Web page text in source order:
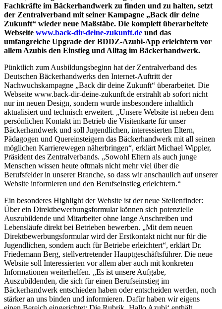
Fachkräfte im Bäckerhandwerk zu finden und zu halten, setzt
der Zentralverband mit seiner Kampagne „Back dir deine
Zukunft“ wieder neue Maßstäbe. Die komplett überarbeitete
Webseite www.back-dir-deine-zukunft.de und das
umfangreiche Upgrade der BDDZ-Azubi-App erleichtern vor
allem Azubis den Einstieg und Alltag im Bäckerhandwerk.
Pünktlich zum Ausbildungsbeginn hat der Zentralverband des
Deutschen Bäckerhandwerks den Internet-Auftritt der
Nachwuchskampagne „Back dir deine Zukunft“ überarbeitet. Die
Webseite www.back-dir-deine-zukunft.de erstrahlt ab sofort nicht
nur im neuen Design, sondern wurde insbesondere inhaltlich
aktualisiert und technisch erweitert. „Unsere Website ist neben dem
persönlichen Kontakt im Betrieb die Visitenkarte für unser
Bäckerhandwerk und soll Jugendlichen, interessierten Eltern,
Pädagogen und Quereinsteigern das Bäckerhandwerk mit all seinen
möglichen Karrierewegen näherbringen“, erklärt Michael Wippler,
Präsident des Zentralverbands. „Sowohl Eltern als auch junge
Menschen wissen heute oftmals nicht mehr viel über die
Berufsfelder in unserer Branche, so dass wir anschaulich auf unserer
Website informieren und den Berufseinstieg erleichtern.“
Ein besonderes Highlight der Website ist der neue Stellenfinder:
Über ein Direktbewerbungsformular können sich potenzielle
Auszubildende und Mitarbeiter ohne lange Anschreiben und
Lebensläufe direkt bei Betrieben bewerben. „Mit dem neuen
Direktbewerbungsformular wird der Erstkontakt nicht nur für die
Jugendlichen, sondern auch für Betriebe erleichtert“, erklärt Dr.
Friedemann Berg, stellvertretender Hauptgeschäftsführer. Die neue
Website soll Interessierten vor allem aber auch mit konkreten
Informationen weiterhelfen. „Es ist unsere Aufgabe,
Auszubildenden, die sich für einen Berufseinstieg im
Bäckerhandwerk entschieden haben oder entscheiden werden, noch
stärker an uns binden und informieren. Dafür haben wir eigens